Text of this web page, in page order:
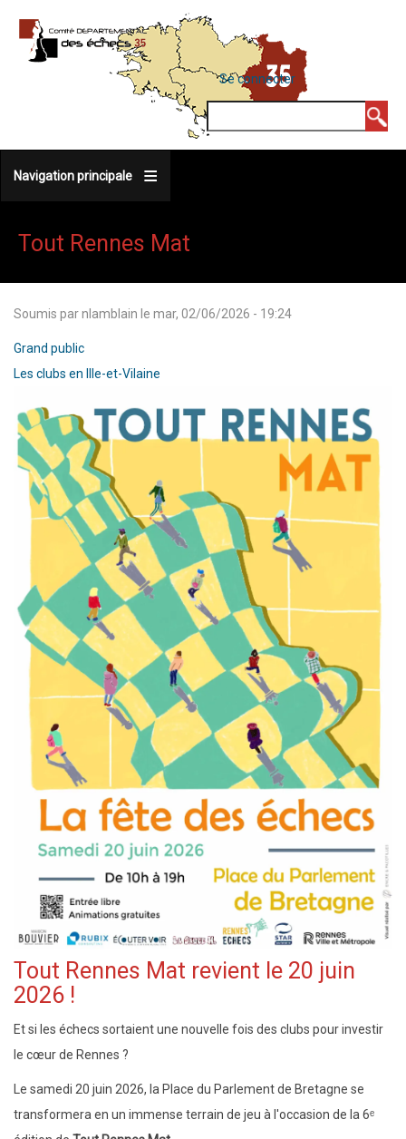
contenu
MENU
DU
COMPTE
DE
Se connecter
Navigation principale
Tout Rennes Mat
Soumis parnlamblain le mar, 02/06/2026 - 19:24
Grand public
Les clubs en Ille-et-Vilaine
Tout Rennes Mat revient le 20 juin
2026 !
Et si les échecs sortaient une nouvelle fois des clubs pour investir
le cœur de Rennes ?
Le samedi 20 juin 2026, la Place du Parlement de Bretagne se
transformera en un immense terrain de jeu à l'occasion de la 6ᵉ